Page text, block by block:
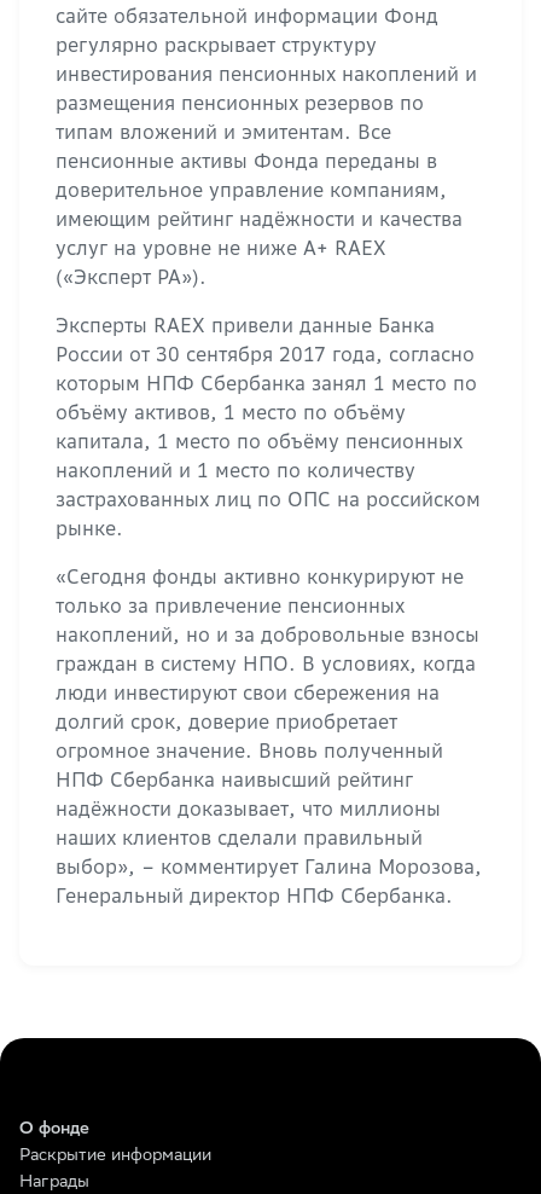
сайте обязательной информации Фонд
регулярно раскрывает структуру
инвестирования пенсионных накоплений и
размещения пенсионных резервов по
типам вложений и эмитентам. Все
пенсионные активы Фонда переданы в
доверительное управление компаниям,
имеющим рейтинг надёжности и качества
услуг на уровне не ниже А+ RAEX
(«Эксперт РА»).
Эксперты RAEX привели данные Банка
России от 30 сентября 2017 года, согласно
которым НПФ Сбербанка занял 1 место по
объёму активов, 1 место по объёму
капитала, 1 место по объёму пенсионных
накоплений и 1 место по количеству
застрахованных лиц по ОПС на российском
рынке.
«Сегодня фонды активно конкурируют не
только за привлечение пенсионных
накоплений, но и за добровольные взносы
граждан в систему НПО. В условиях, когда
люди инвестируют свои сбережения на
долгий срок, доверие приобретает
огромное значение. Вновь полученный
НПФ Сбербанка наивысший рейтинг
надёжности доказывает, что миллионы
наших клиентов сделали правильный
выбор», – комментирует Галина Морозова,
Генеральный директор НПФ Сбербанка.
О фонде
Раскрытие информации
Награды